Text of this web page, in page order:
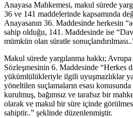
Anayasa Mahkemesi, makul sürede
36 ve 141 maddelerinde kapsamında
Anayasanın 36. Maddesinde herkesin
sahip olduğu, 141. Maddesinde ise
mümkün olan süratle
Makul sürede yargılanma hakkı;
Sözleşmesinin 6. Maddesinde “Herkes
yükümlülükleriyle ilgili uyuşmazlıklar
yöneltilen suçlamaların esası
kurulmuş, bağımsız ve tarafsız bir
olarak ve makul bir süre içinde
sahiptir..” şeklinde düzenlenmiştir.